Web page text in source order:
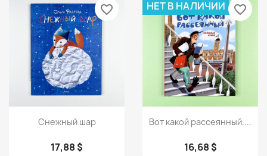
Просмотр
Снежный шар
17,88 $
favorite_border
Просмотр
Вот какой рассеянный....
16,68 $
НЕТ В НАЛИЧИИ favorite_border